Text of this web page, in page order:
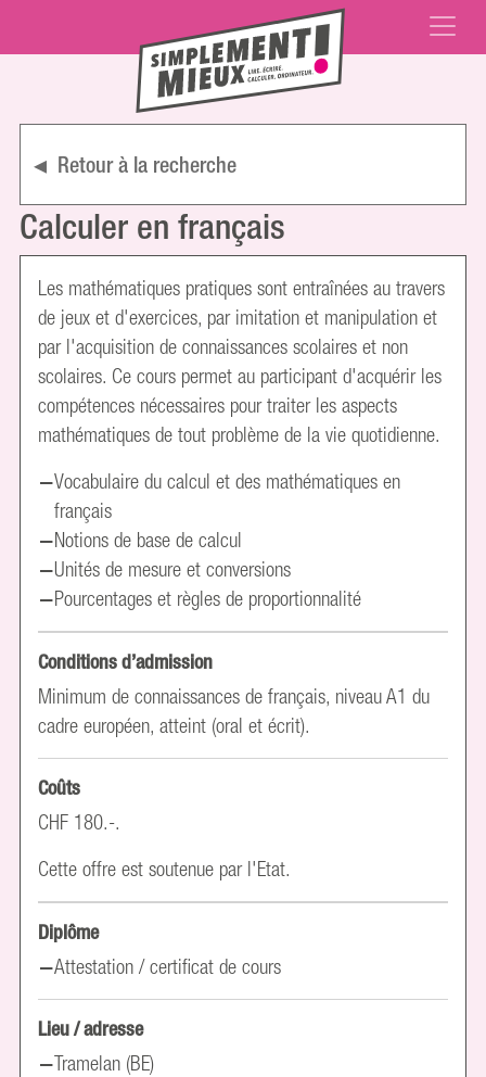
Retour à la recherche
Calculer en français
Les mathématiques pratiques sont entraînées au travers
de jeux et d'exercices, par imitation et manipulation et
par l'acquisition de connaissances scolaires et non
scolaires. Ce cours permet au participant d'acquérir les
compétences nécessaires pour traiter les aspects
mathématiques de tout problème de la vie quotidienne.
Vocabulaire du calcul et des mathématiques en
français
Notions de base de calcul
Unités de mesure et conversions
Pourcentages et règles de proportionnalité
Conditions d’admission
Minimum de connaissances de français, niveau A1 du
cadre européen, atteint (oral et écrit).
Coûts
CHF 180.-.
Cette offre est soutenue par l'Etat.
Diplôme
Attestation / certificat de cours
Lieu / adresse
Tramelan (BE)